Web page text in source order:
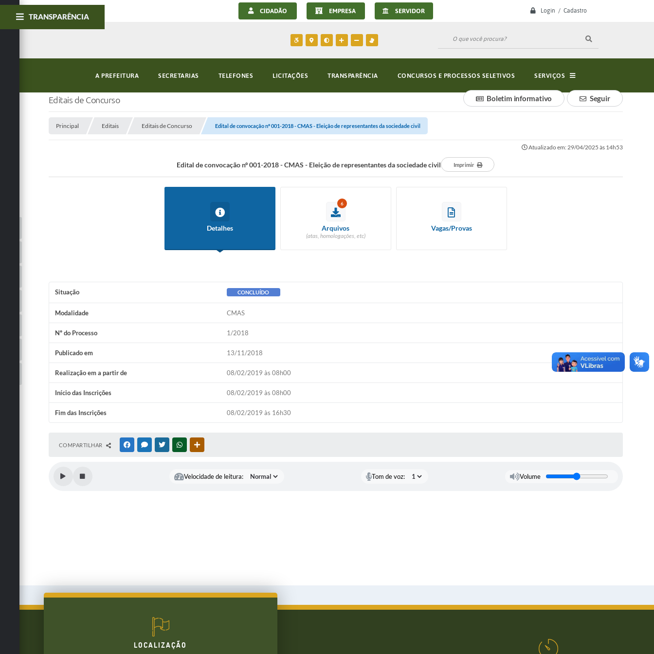
Login / Cadastro
CIDADÃO EMPRESA SERVIDOR
A PREFEITURA SECRETARIAS TELEFONES LICITAÇÕES TRANSPARÊNCIA CONCURSOS E PROCESSOS SELETIVOS SERVIÇOS
TRANSPARÊNCIA
Editais de Concurso Seguir
Boletim informativo
Principal Editais Editais de Concurso Edital de convocação nº 001-2018 - CMAS - Eleição de representantes da sociedade civil
Atualizado em: 29/04/2025 às 14h53
Edital de convocação nº 001-2018 - CMAS - Eleição de representantes da sociedade civil Imprimir
Detalhes
6
Arquivos
(atas, homologações, etc)
Vagas/Provas
Situação CONCLUÍDO
Modalidade CMAS
Nº do Processo 1/2018
Publicado em 13/11/2018
Realização em a partir de 08/02/2019 às 08h00
Início das Inscrições 08/02/2019 às 08h00
Fim das Inscrições 08/02/2019 às 16h30
COMPARTILHAR FACEBOOKMESSENGER
TWITTERWHATSAPP
Velocidade de leitura: Tom de voz: Volume
LOCALIZAÇÃO